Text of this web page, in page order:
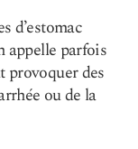
d’estomac
appelle parfois
provoquer des
ou de la